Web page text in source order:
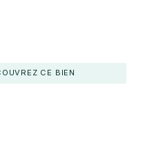
CE BIEN